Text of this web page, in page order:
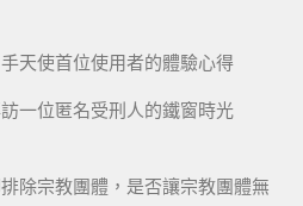
天使首位使用者的體驗心得
一位匿名受刑人的鐵窗時光
除宗教團體，是否讓宗教團體無